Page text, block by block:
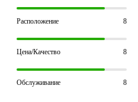
Расположение 8
Цена/Качество 8
Обслуживание 8